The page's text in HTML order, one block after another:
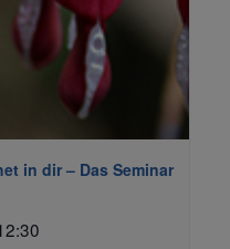
in dir – Das Seminar